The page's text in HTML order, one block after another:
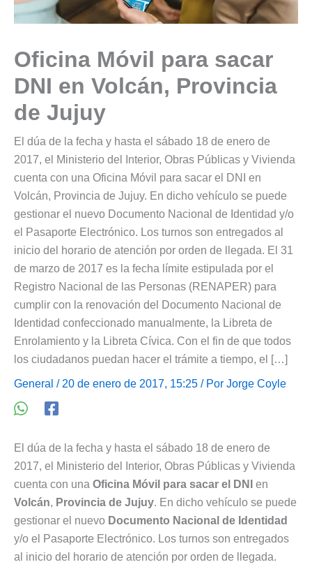
Oficina Móvil para sacar
DNI en Volcán, Provincia
de Jujuy
El dúa de la fecha y hasta el sábado 18 de enero de
2017, el Ministerio del Interior, Obras Públicas y Vivienda
cuenta con una Oficina Móvil para sacar el DNI en
Volcán, Provincia de Jujuy. En dicho vehículo se puede
gestionar el nuevo Documento Nacional de Identidad y/o
el Pasaporte Electrónico. Los turnos son entregados al
inicio del horario de atención por orden de llegada. El 31
de marzo de 2017 es la fecha límite estipulada por el
Registro Nacional de las Personas (RENAPER) para
cumplir con la renovación del Documento Nacional de
Identidad confeccionado manualmente, la Libreta de
Enrolamiento y la Libreta Cívica. Con el fin de que todos
los ciudadanos puedan hacer el trámite a tiempo, el […]
General / 20 de enero de 2017, 15:25 / Por Jorge Coyle
El dúa de la fecha y hasta el sábado 18 de enero de
2017, el Ministerio del Interior, Obras Públicas y Vivienda
cuenta con una Oficina Móvil para sacar el DNI
en
Volcán, Provincia de Jujuy. En dicho vehículo se puede
gestionar el nuevo Documento Nacional de Identidad
y/o el Pasaporte Electrónico. Los turnos son entregados
al inicio del horario de atención por orden de llegada.